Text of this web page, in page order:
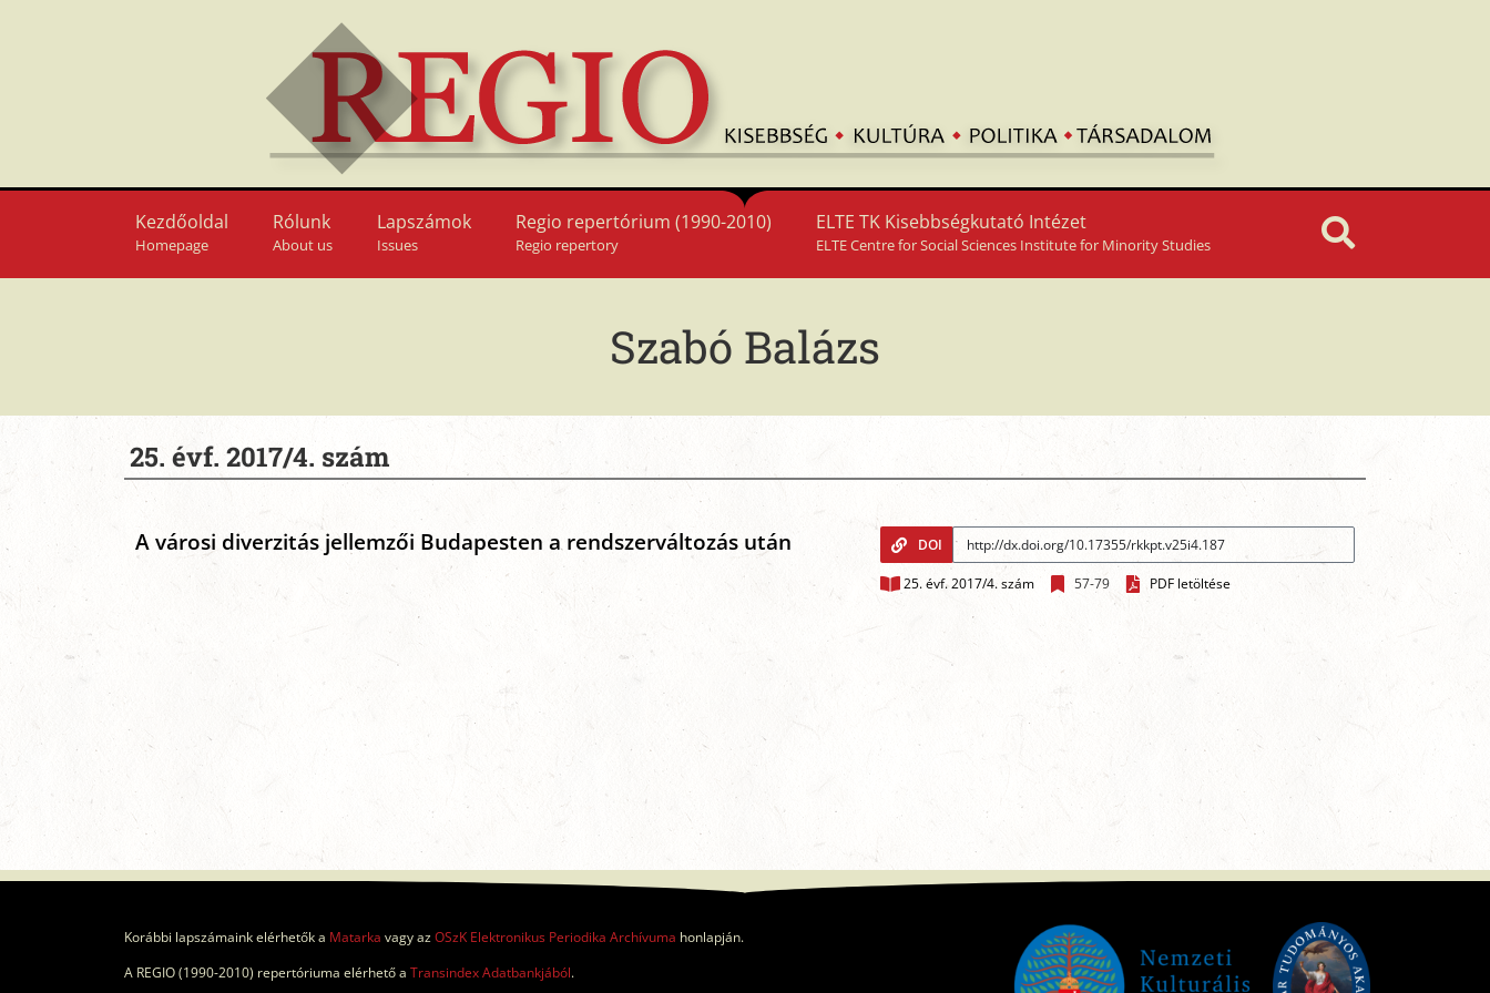
Kezdőoldal
Homepage
Rólunk
About us
Lapszámok
Issues
Regio repertórium (1990-2010)
Regio repertory
ELTE TK Kisebbségkutató Intézet
ELTE Centre for Social Sciences Institute for Minority Studies
Szabó Balázs
25. évf. 2017/4. szám
A városi diverzitás jellemzői Budapesten a rendszerváltozás után DOI
25. évf. 2017/4. szám 57-79 PDF letöltése
Korábbi lapszámaink elérhetők a Matarka vagy azOSzK Elektronikus Periodika Archívuma honlapján.
A REGIO (1990-2010) repertóriuma elérhető a Transindex Adatbankjából.